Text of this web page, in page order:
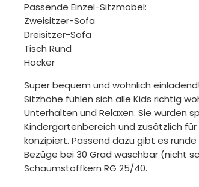
Passende Einzel-Sitzmöbel:
Zweisitzer-Sofa
Dreisitzer-Sofa
Tisch Rund
Hocker
Super bequem und wohnlich
Sitzhöhe fühlen sich alle Kids richtig
Unterhalten und Relaxen. Sie wurden
Kindergartenbereich und zusätzlich
konzipiert. Passend dazu gibt es
Bezüge bei 30 Grad waschbar (nicht
Schaumstoffkern RG 25/40.